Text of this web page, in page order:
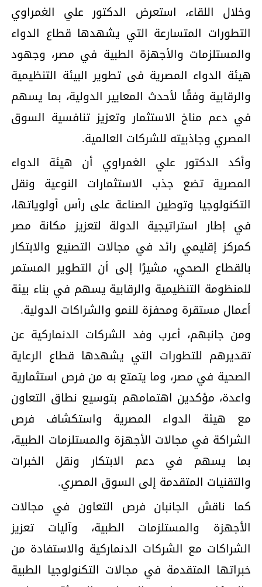
وخلال اللقاء، استعرض الدكتور علي الغمراوي
التطورات المتسارعة التي يشهدها قطاع الدواء
والمستلزمات والأجهزة الطبية في مصر، وجهود
هيئة الدواء المصرية فى تطوير البيئة التنظيمية
والرقابية وفقًا لأحدث المعايير الدولية، بما يسهم
في دعم مناخ الاستثمار وتعزيز تنافسية السوق
المصري وجاذبيته للشركات العالمية.
وأكد الدكتور علي الغمراوي أن هيئة الدواء
المصرية تضع جذب الاستثمارات النوعية ونقل
التكنولوجيا وتوطين الصناعة على رأس أولوياتها،
في إطار استراتيجية الدولة لتعزيز مكانة مصر
كمركز إقليمي رائد في مجالات التصنيع والابتكار
بالقطاع الصحي، مشيرًا إلى أن التطوير المستمر
للمنظومة التنظيمية والرقابية يسهم في بناء بيئة
أعمال مستقرة ومحفزة للنمو والشراكات الدولية.
ومن جانبهم، أعرب وفد الشركات الدنماركية عن
تقديرهم للتطورات التي يشهدها قطاع الرعاية
الصحية في مصر، وما يتمتع به من فرص استثمارية
واعدة، مؤكدين اهتمامهم بتوسيع نطاق التعاون
مع هيئة الدواء المصرية واستكشاف فرص
الشراكة في مجالات الأجهزة والمستلزمات الطبية،
بما يسهم في دعم الابتكار ونقل الخبرات
والتقنيات المتقدمة إلى السوق المصري.
كما ناقش الجانبان فرص التعاون في مجالات
الأجهزة والمستلزمات الطبية، وآليات تعزيز
الشراكات مع الشركات الدنماركية والاستفادة من
خبراتها المتقدمة في مجالات التكنولوجيا الطبية